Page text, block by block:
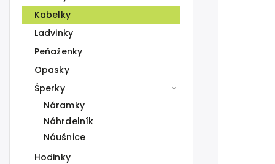
Kabelky
Ladvinky
Peňaženky
Opasky
Šperky
Náramky
Náhrdelník
Náušnice
Hodinky